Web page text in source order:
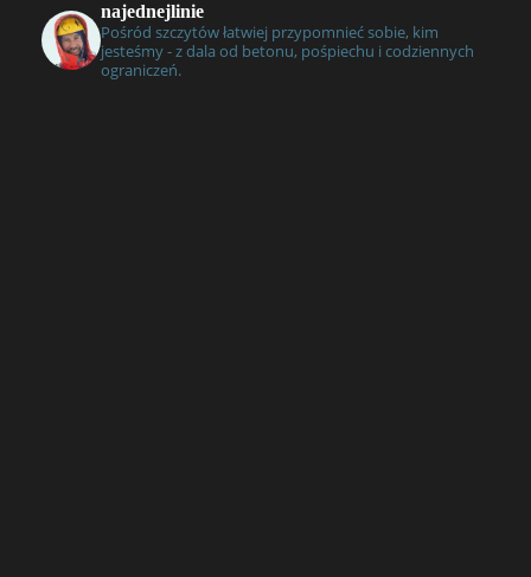
najednejlinie
Pośród szczytów łatwiej przypomnieć sobie, kim
jesteśmy - z dala od betonu, pośpiechu i codziennych
ograniczeń.